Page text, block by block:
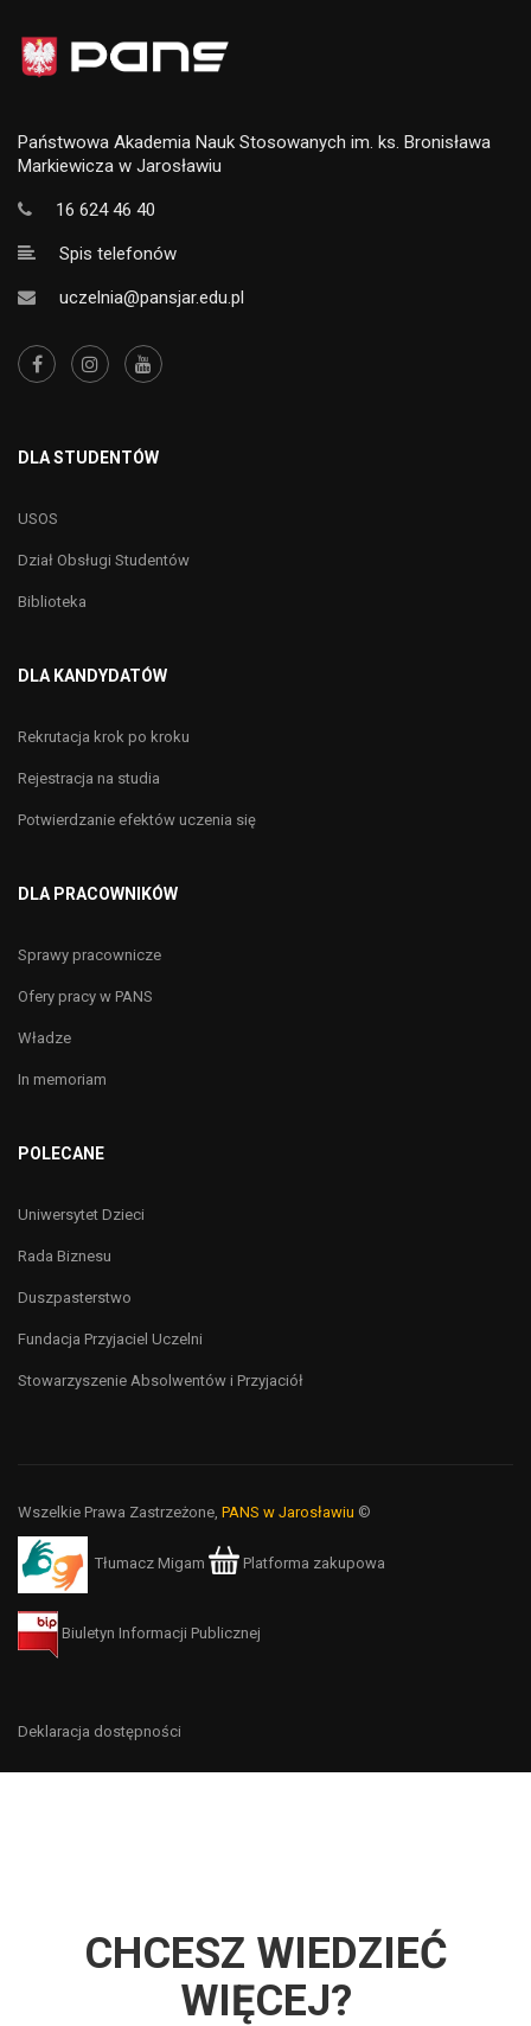
Państwowa Akademia Nauk Stosowanych im. ks. Bronisława
Markiewicza w Jarosławiu
16 624 46 40
Spis telefonów
uczelnia@pansjar.edu.pl
DLA STUDENTÓW
USOS
Dział Obsługi Studentów
Biblioteka
DLA KANDYDATÓW
Rekrutacja krok po kroku
Rejestracja na studia
Potwierdzanie efektów uczenia się
DLA PRACOWNIKÓW
Sprawy pracownicze
Ofery pracy w PANS
Władze
In memoriam
POLECANE
Uniwersytet Dzieci
Rada Biznesu
Duszpasterstwo
Fundacja Przyjaciel Uczelni
Stowarzyszenie Absolwentów i Przyjaciół
Wszelkie Prawa Zastrzeżone, PANS w Jarosławiu ©
Tłumacz Migam Platforma zakupowa
Biuletyn Informacji Publicznej
Deklaracja dostępności
CHCESZ WIEDZIEĆ
WIĘCEJ?